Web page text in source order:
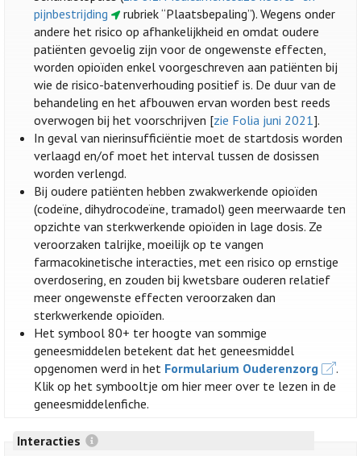
pijnbestrijding
rubriek “Plaatsbepaling”). Wegens onder
andere het risico op afhankelijkheid en omdat oudere
patiënten gevoelig zijn voor de ongewenste effecten,
worden opioïden enkel voorgeschreven aan patiënten bij
wie de risico-batenverhouding positief is. De duur van de
behandeling en het afbouwen ervan worden best reeds
overwogen bij het voorschrijven [zie Folia juni 2021].
In geval van nierinsufficiëntie moet de startdosis worden
verlaagd en/of moet het interval tussen de dosissen
worden verlengd.
Bij oudere patiënten hebben zwakwerkende opioïden
(codeïne, dihydrocodeïne, tramadol) geen meerwaarde ten
opzichte van sterkwerkende opioïden in lage dosis. Ze
veroorzaken talrijke, moeilijk op te vangen
farmacokinetische interacties, met een risico op ernstige
overdosering, en zouden bij kwetsbare ouderen relatief
meer ongewenste effecten veroorzaken dan
sterkwerkende opioïden.
Het symbool 80+ ter hoogte van sommige
geneesmiddelen betekent dat het geneesmiddel
opgenomen werd in het Formularium Ouderenzorg
.
Klik op het symbooltje om hier meer over te lezen in de
geneesmiddelenfiche.
Interacties